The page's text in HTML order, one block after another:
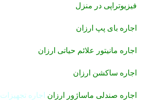
فیزیوتراپی در منزل
اجاره بای پپ ارزان
اجاره مانیتور علائم حیاتی ارزان
اجاره ساکشن ارزان
اجاره صندلی ماساژور ارزان اجاره تجهیزات CCU